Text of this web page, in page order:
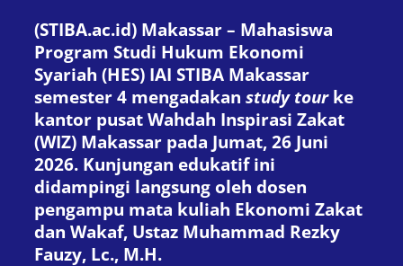
(STIBA.ac.id) Makassar – Mahasiswa
Program Studi Hukum Ekonomi
Syariah (HES) IAI STIBA Makassar
semester 4 mengadakan study tourke
kantor pusat Wahdah Inspirasi Zakat
(WIZ) Makassar pada Jumat, 26 Juni
2026. Kunjungan edukatif ini
didampingi langsung oleh dosen
pengampu mata kuliah Ekonomi Zakat
dan Wakaf, Ustaz Muhammad Rezky
Fauzy, Lc., M.H.